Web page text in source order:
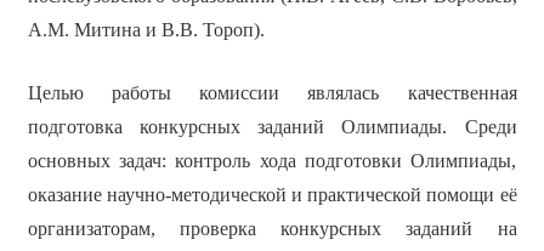
А.М. Митина и В.В. Тороп).
Целью работы комиссии являлась качественная
подготовка конкурсных заданий Олимпиады. Среди
основных задач: контроль хода подготовки Олимпиады,
оказание научно-методической и практической помощи её
организаторам, проверка конкурсных заданий на